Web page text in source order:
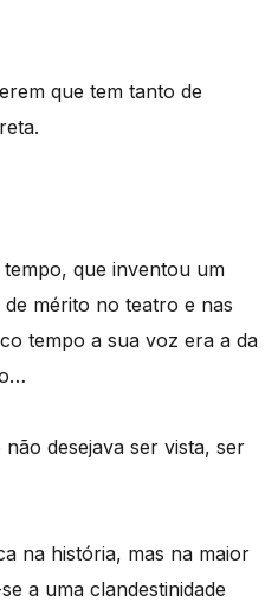
que tem tanto de
que inventou um
mérito no teatro e nas
tempo a sua voz era a da
desejava ser vista, ser
na história, mas na maior
a uma clandestinidade